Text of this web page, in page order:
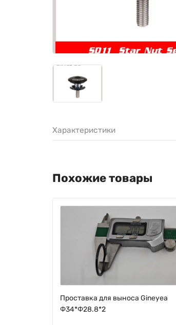
Характеристики
Похожие товары
Проставка для выноса Gineyea
Φ34*Φ28.8*2